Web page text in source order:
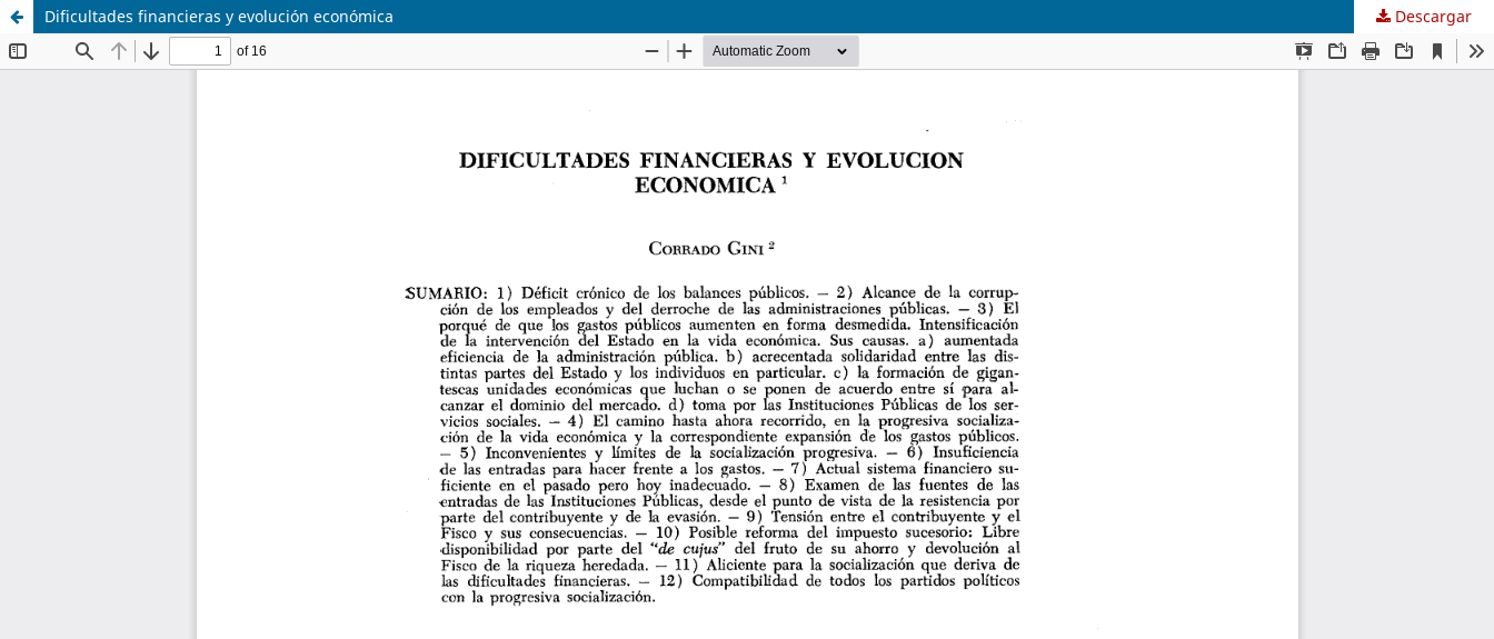
Dificultades financieras y evolución económica Descargar